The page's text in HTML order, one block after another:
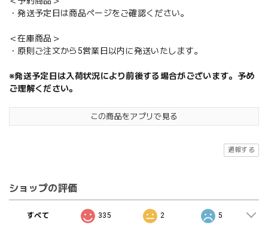
・発送予定日は商品ページをご確認ください。
＜在庫商品＞
・原則ご注文から5営業日以内に発送いたします。
※発送予定日は入荷状況により前後する場合がございます。予め
ご理解ください。
この商品をアプリで見る
通報する
ショップの評価
すべて 335 2 5